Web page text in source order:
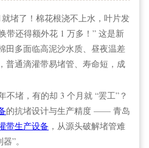
堵了！棉花根浇不上水，叶片发
带还得额外花 1 万多！” 这是新
田多面临高泥沙水质、昼夜温差
普通滴灌带易堵管、寿命短，成
不堵，有的却 3 个月就 “罢工”？
的抗堵设计与生产精度 —— 青岛
带生产设备 ，从源头破解堵管难
”。